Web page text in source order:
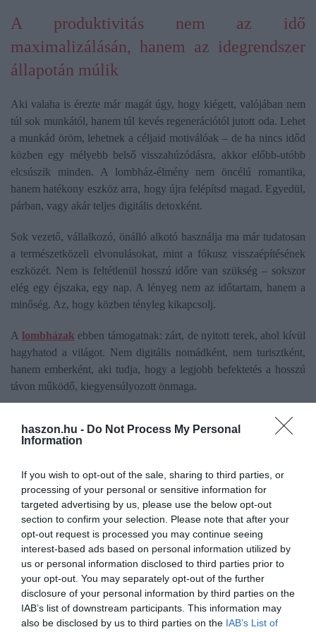
haszon.hu - Do Not Process My Personal
Information
If you wish to opt-out of the sale, sharing to third parties, or
processing of your personal or sensitive information for
targeted advertising by us, please use the below opt-out
section to confirm your selection. Please note that after your
opt-out request is processed you may continue seeing
interest-based ads based on personal information utilized by
us or personal information disclosed to third parties prior to
your opt-out. You may separately opt-out of the further
disclosure of your personal information by third parties on the
IAB’s list of downstream participants. This information may
also be disclosed by us to third parties on the IAB’s List of
A produktivitás nem az idő
maximalizálásán, hanem az idegrendszer
állapotán múlik
Aki valaha is érezte már magát úgy, hogy kiégett, valójában nem
túl sok munkától, hanem túl kevés regenerációtól jutott oda. Lehet
a munkád öröm, lehetnek a céljaid motiválóak – de ha nincs időd
közben egy mélyebb belső visszahúzódásra, akkor előbb-utóbb
elcsúszik minden. A lombház-élmény nem öncélú romantika,
hanem hatékony eszköz arra, hogy újra felépítsd magad. Egyedül,
párban, vagy akár teljes digitális detoxként.
Sok vezető, vállalkozó, önálló alkotó használja ma már tudatosan
a természetközeli elvonulásokat, mint a fókusz visszaépítésének
eszközét. Nem is feltétlenül hosszú időre van szükség – sokszor
elég egy éjszaka, egy nap. A lényeg nem az időtartam, hanem a
minőség. Az, hogy közben tényleg kikapcsolj.
A lombházak ebben támogatnak: zárt, de nyitott terek, ahol kívül
hagyhatod a világot. Nem digitális nomádként, nem turisztként,
hanem emberként, aki tudja, hogy a legjobb befektetés a hosszú
távon működő, kiegyensúlyozott önmaga.
Egyetlen jól töltött nap néha többet ér,
mint egy hónap fáradt jelenlét
A nyomás alatt hozott döntések nem mindig jók. A feszültségben
futtatott projektek gyakran elcsúsznak. A kapcsolataink is
sérülnek, ha a saját határainkat nem vesszük komolyan. Ezért is
érdemes néha úgy dönteni, hogy kiszakadsz – nem akkor, amikor
már muszáj, hanem még időben. Egy erdőszéli lombház, egy fák
alatt eltöltött nap, egy éjszaka kandallófényben vagy egy reggel a
teraszon – nem luxus. Egyre többeknek válik alapvetéssé a
természet közelségének pozitív hatása.
És közben nem kell messzire menni. Noszvajon, elérhető